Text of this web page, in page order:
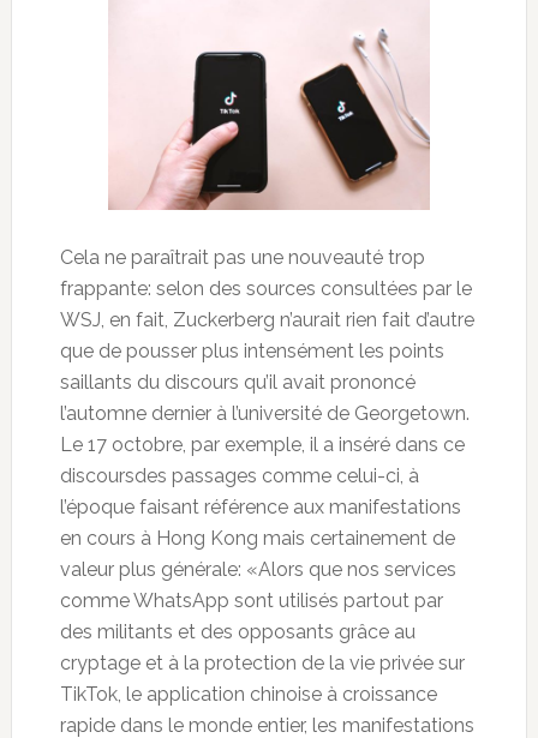
Cela ne paraîtrait pas une nouveauté trop
frappante: selon des sources consultées par le
WSJ, en fait, Zuckerberg n’aurait rien fait d’autre
que de pousser plus intensément les points
saillants du discours qu’il avait prononcé
l’automne dernier à l’université de Georgetown.
Le 17 octobre, par exemple, il a inséré dans ce
discoursdes passages comme celui-ci, à
l’époque faisant référence aux manifestations
en cours à Hong Kong mais certainement de
valeur plus générale: «Alors que nos services
comme WhatsApp sont utilisés partout par
des militants et des opposants grâce au
cryptage et à la protection de la vie privée sur
TikTok, le application chinoise à croissance
rapide dans le monde entier, les manifestations